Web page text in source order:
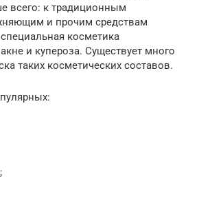
всего: к традиционным
и прочим средствам
косметика
и купероза. Существует много
таких косметических составов.